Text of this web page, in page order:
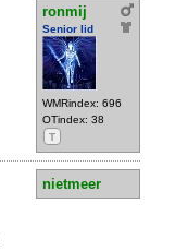
ronmij
Senior lid
WMRindex: 696
OTindex: 38
T
nietmeer